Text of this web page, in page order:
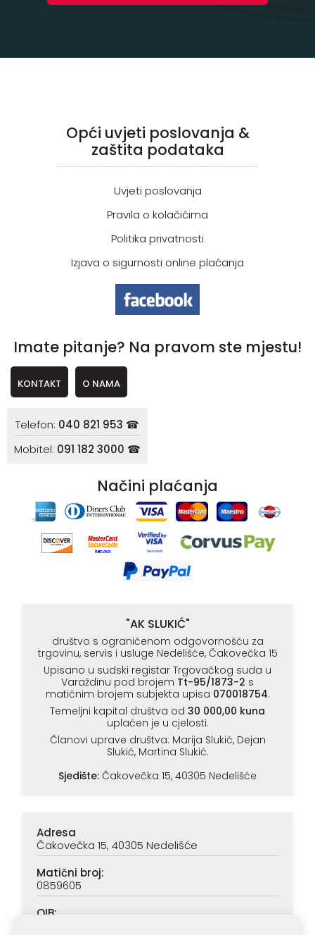
Opći uvjeti poslovanja &
zaštita podataka
Uvjeti poslovanja
Pravila o kolačićima
Politika privatnosti
Izjava o sigurnosti online plaćanja
Imate pitanje? Na pravom ste mjestu!
KONTAKT O NAMA
Telefon: 040 821 953 ☎
Mobitel: 091 182 3000 ☎
Načini plaćanja
"AK SLUKIĆ"
društvo s ograničenom odgovornošću za
trgovinu, servis i usluge Nedelišće, Čakovečka 15
Upisano u sudski registar Trgovačkog suda u
Varaždinu pod brojem Tt-95/1873-2 s
matičnim brojem subjekta upisa 070018754.
Temeljni kapital društva od 30 000,00 kuna
uplaćen je u cjelosti.
Članovi uprave društva: Marija Slukić, Dejan
Slukić, Martina Slukić.
Sjedište: Čakovečka 15, 40305 Nedelišće
Adresa
Čakovečka 15, 40305 Nedelišće
Matični broj:
0859605
OIB: